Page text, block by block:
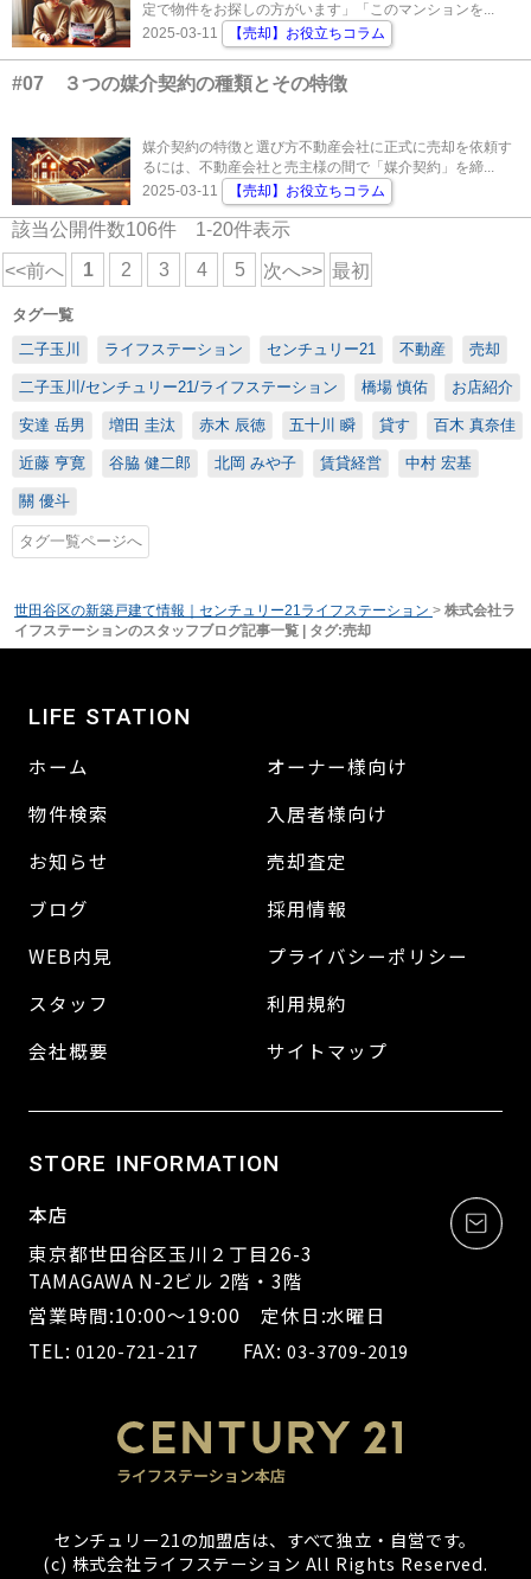
定で物件をお探しの方がいます」「このマンションを...
2025-03-11
【売却】お役立ちコラム
#07 ３つの媒介契約の種類とその特徴
媒介契約の特徴と選び方不動産会社に正式に売却を依頼す
るには、不動産会社と売主様の間で「媒介契約」を締...
2025-03-11
【売却】お役立ちコラム
該当公開件数106件 1-20件表示
<<前へ 1 2 3 4 5 次へ>> 最初
タグ一覧
二子玉川
ライフステーション センチュリー21 不動産 売却
二子玉川/センチュリー21/ライフステーション 橋場 慎佑 お店紹介
安達 岳男 増田 圭汰 赤木 辰徳 五十川 瞬 貸す 百木 真奈佳
近藤 亨寛 谷脇 健二郎 北岡 みや子 賃貸経営 中村 宏基
關 優斗
タグ一覧ページへ
世田谷区の新築戸建て情報｜センチュリー21ライフステーション > 株式会社ラ
イフステーションのスタッフブログ記事一覧 | タグ:売却
LIFE STATION
ホーム
物件検索
お知らせ
ブログ
WEB内見
スタッフ
会社概要
オーナー様向け
入居者様向け
売却査定
採用情報
プライバシーポリシー
利用規約
サイトマップ
STORE INFORMATION
本店
東京都世田谷区玉川２丁目26-3
TAMAGAWA N-2ビル 2階・3階
営業時間:10:00～19:00 定休日:水曜日
TEL: 0120-721-217 FAX:03-3709-2019
センチュリー21の加盟店は、すべて独立・自営です。
(c) 株式会社ライフステーション All Rights Reserved.